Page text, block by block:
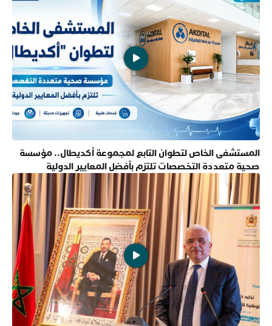
المستشفى الخاص لتطوان التابع لمجموعة أكديطال.. مؤسسة
صحية متعددة التخصصات تلتزم بأفضل المعايير الدولية